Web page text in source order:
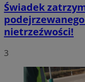
Świadek
nietrzeźwości!
3